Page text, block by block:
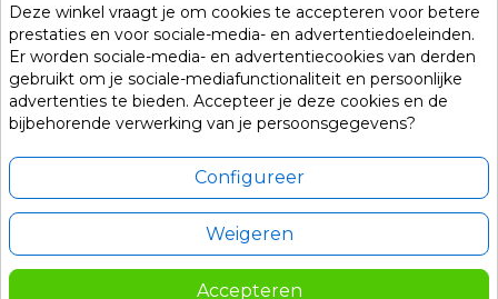
Deze winkel vraagt je om cookies te accepteren voor betere
prestaties en voor sociale-media- en advertentiedoeleinden.
Er worden sociale-media- en advertentiecookies van derden
gebruikt om je sociale-mediafunctionaliteit en persoonlijke
advertenties te bieden. Accepteer je deze cookies en de
bijbehorende verwerking van je persoonsgegevens?
Configureer
Weigeren
Accepteren